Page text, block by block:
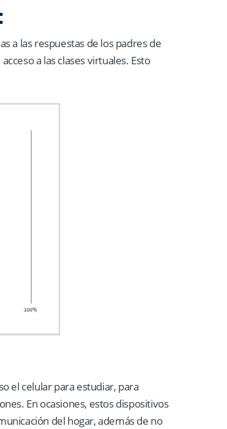
a las respuestas de los padres de
a las clases virtuales. Esto
el celular para estudiar, para
En ocasiones, estos dispositivos
del hogar, además de no